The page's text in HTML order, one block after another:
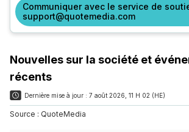
Communiquer avec le service de
support@quotemedia.com
Nouvelles sur la société et
récents
Dernière mise à jour : 7 août 2026, 11 H 02 (HE)
Source : QuoteMedia